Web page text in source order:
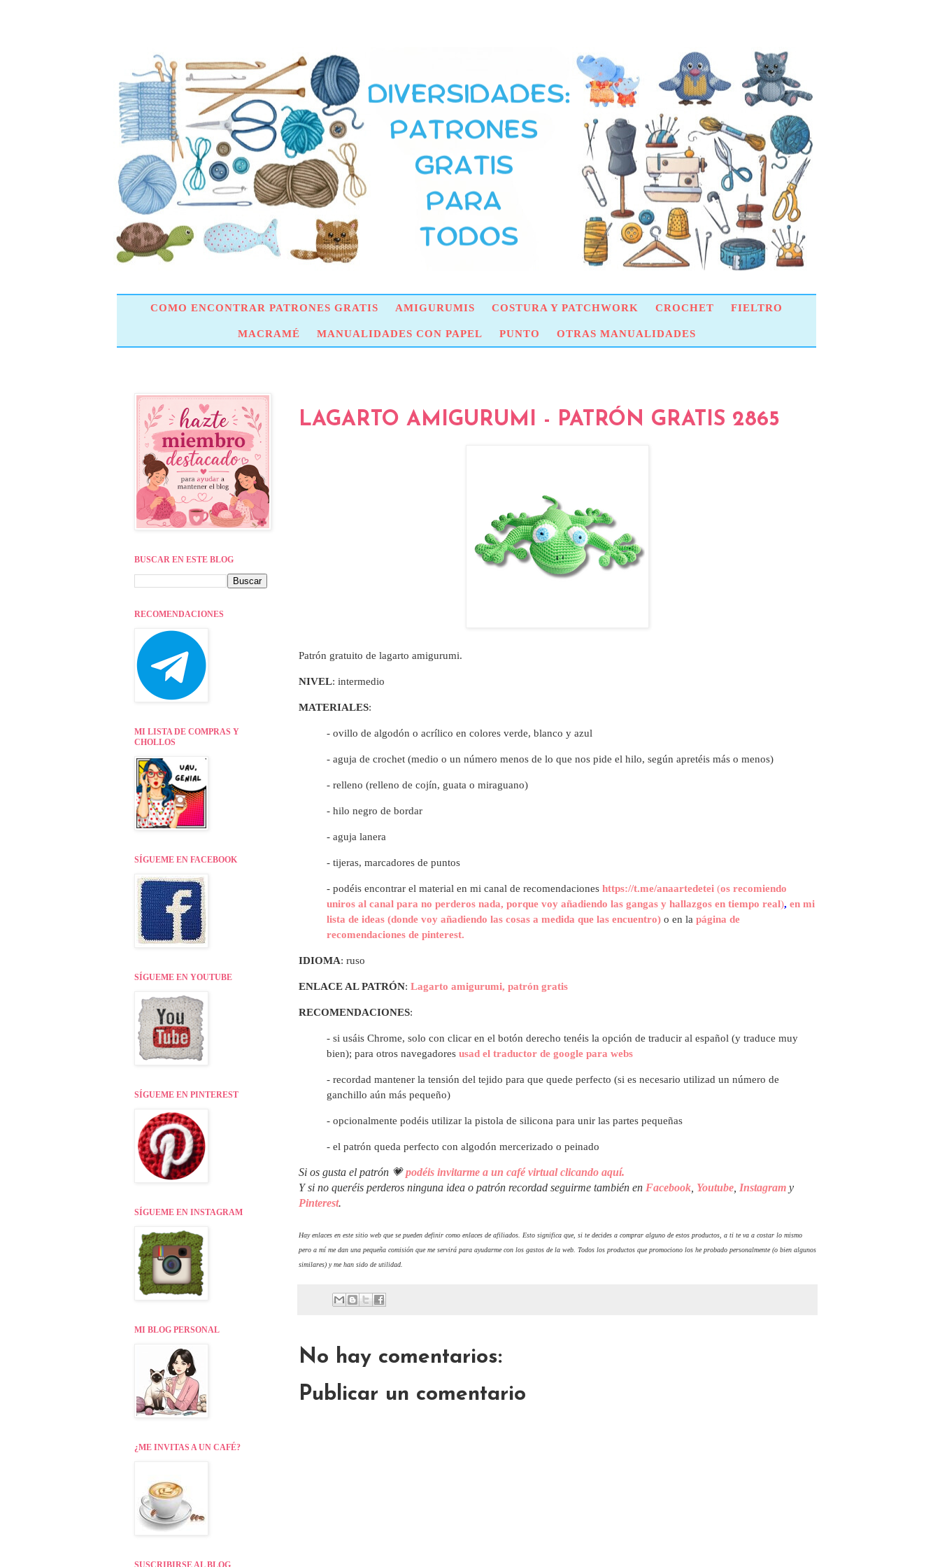
COMO ENCONTRAR PATRONES GRATIS AMIGURUMIS COSTURA Y PATCHWORK CROCHET FIELTRO
MACRAMÉ MANUALIDADES CON PAPEL PUNTO OTRAS MANUALIDADES
LAGARTO AMIGURUMI - PATRÓN GRATIS 2865
Patrón gratuito de lagarto amigurumi.
NIVEL: intermedio
MATERIALES:
- ovillo de algodón o acrílico en colores verde, blanco y azul
- aguja de crochet (medio o un número menos de lo que nos pide el hilo, según apretéis más o menos)
- relleno (relleno de cojín, guata o miraguano)
- hilo negro de bordar
- aguja lanera
- tijeras, marcadores de puntos
- podéis encontrar el material en mi canal de recomendaciones https://t.me/anaartedetei (os recomiendo
uniros al canal para no perderos nada, porque voy añadiendo las gangas y hallazgos en tiempo real), en mi
lista de ideas (donde voy añadiendo las cosas a medida que las encuentro) o en la página de
recomendaciones de pinterest.
IDIOMA: ruso
ENLACE AL PATRÓN: Lagarto amigurumi, patrón gratis
RECOMENDACIONES:
- si usáis Chrome, solo con clicar en el botón derecho tenéis la opción de traducir al español (y traduce muy
bien); para otros navegadores usad el traductor de google para webs
- recordad mantener la tensión del tejido para que quede perfecto (si es necesario utilizad un número de
ganchillo aún más pequeño)
- opcionalmente podéis utilizar la pistola de silicona para unir las partes pequeñas
- el patrón queda perfecto con algodón mercerizado o peinado
Si os gusta el patrón 💗podéis invitarme a un café virtual clicando aquí.
Y si no queréis perderos ninguna idea o patrón recordad seguirme también en Facebook Youtube Instagram y
Pinterest.
Hay enlaces en este sitio web que se pueden definir como enlaces de afiliados. Esto significa que, si te decides a comprar alguno de estos productos, a ti te va a costar lo mismo
pero a mí me dan una pequeña comisión que me servirá para ayudarme con los gastos de la web. Todos los productos que promociono los he probado personalmente (o bien algunos
similares) y me han sido de utilidad.
No hay comentarios:
Publicar un comentario
BUSCAR EN ESTE BLOG
RECOMENDACIONES
MI LISTA DE COMPRAS Y
CHOLLOS
SÍGUEME EN FACEBOOK
SÍGUEME EN YOUTUBE
SÍGUEME EN PINTEREST
SÍGUEME EN INSTAGRAM
MI BLOG PERSONAL
¿ME INVITAS A UN CAFÉ?
SUSCRIBIRSE AL BLOG